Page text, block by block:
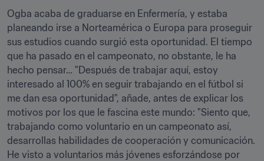
Ogba acaba de graduarse en Enfermería, y estaba
planeando irse a Norteamérica o Europa para proseguir
sus estudios cuando surgió esta oportunidad. El tiempo
que ha pasado en el campeonato, no obstante, le ha
hecho pensar… "Después de trabajar aquí, estoy
interesado al 100% en seguir trabajando en el fútbol si
me dan esa oportunidad", añade, antes de explicar los
motivos por los que le fascina este mundo: "Siento que,
trabajando como voluntario en un campeonato así,
desarrollas habilidades de cooperación y comunicación.
He visto a voluntarios más jóvenes esforzándose por